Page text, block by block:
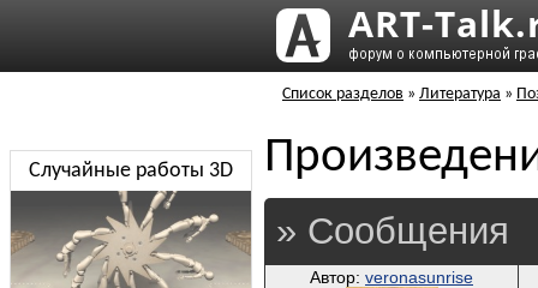
Список разделов » Литература »
» Сообщения
Автор: veronasunrise
Случайные работы 3D